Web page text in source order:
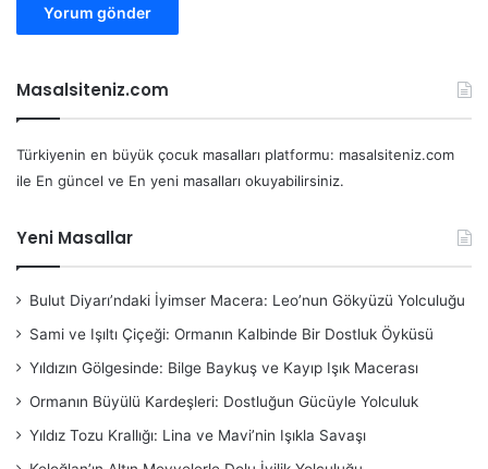
Masalsiteniz.com
Türkiyenin en büyük çocuk masalları platformu: masalsiteniz.com
ile En güncel ve En yeni masalları okuyabilirsiniz.
Yeni Masallar
Bulut Diyarı’ndaki İyimser Macera: Leo’nun Gökyüzü Yolculuğu
Sami ve Işıltı Çiçeği: Ormanın Kalbinde Bir Dostluk Öyküsü
Yıldızın Gölgesinde: Bilge Baykuş ve Kayıp Işık Macerası
Ormanın Büyülü Kardeşleri: Dostluğun Gücüyle Yolculuk
Yıldız Tozu Krallığı: Lina ve Mavi’nin Işıkla Savaşı